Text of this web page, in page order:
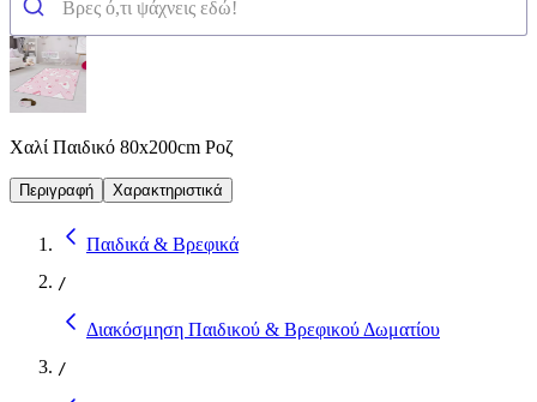
Χαλί Παιδικό 80x200cm Ροζ
Περιγραφή Χαρακτηριστικά
Παιδικά & Βρεφικά
/
Διακόσμηση Παιδικού & Βρεφικού Δωματίου
/